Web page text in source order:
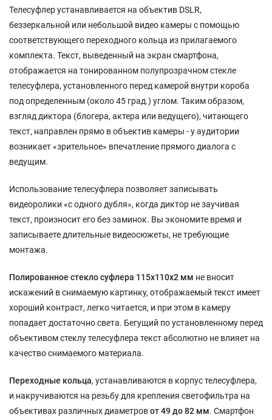
Телесуфлер устанавливается на объектив DSLR,
беззеркальной или небольшой видео камеры с помощью
соответствующего переходного кольца из прилагаемого
комплекта. Текст, выведенный на экран смартфона,
отображается на тонированном полупрозрачном стекле
телесуфлера, установленного перед камерой внутри короба
под определенным (около 45 град.) углом. Таким образом,
взгляд диктора (блогера, актера или ведущего), читающего
текст, направлен прямо в объектив камеры - у аудитории
возникает «зрительное» впечатление прямого диалога с
ведущим.
Использование телесуфлера позволяет записывать
видеоролики «с одного дубля», когда диктор не заучивая
текст, произносит его без заминок. Вы экономите время и
записываете длительные видеосюжеты, не требующие
монтажа.
Полированное стекло суфлера 115х110х2 мм не вносит
искажений в снимаемую картинку, отображаемый текст имеет
хороший контраст, легко читается, и при этом в камеру
попадает достаточно света. Бегущий по установленному перед
объективом стеклу телесуфлера текст абсолютно не влияет на
качество снимаемого материала.
Переходные кольца, устанавливаются в корпус телесуфлера,
и накручиваются на резьбу для крепления светофильтра на
объективах различных диаметровот 49 до 82 мм. Смартфон